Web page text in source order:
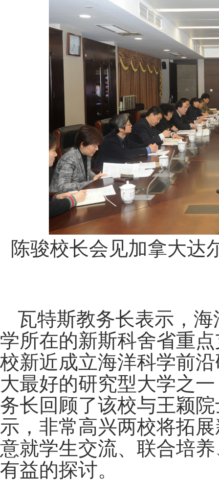
陈骏校长会见加拿大达
瓦特斯教务长表示，
学所在的新斯科舍省重
校新近成立海洋科学前
大最好的研究型大学之
务长回顾了该校与王颖
示，非常高兴两校将拓
意就学生交流、联合培
有益的探讨。